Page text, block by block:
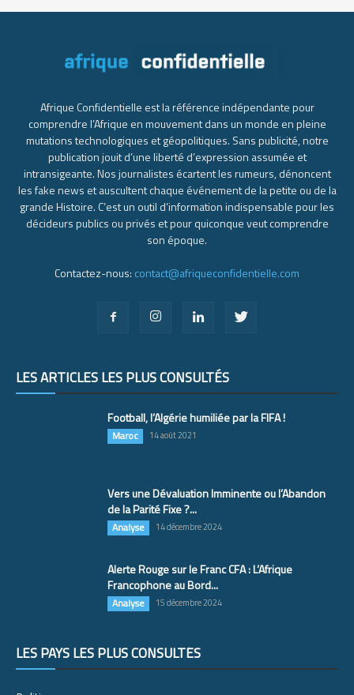
Afrique Confidentielle est la référence indépendante pour
comprendre l’Afrique en mouvement dans un monde en pleine
mutations technologiques et géopolitiques. Sans publicité, notre
publication jouit d’une liberté d’expression assumée et
intransigeante. Nos journalistes écartent les rumeurs, dénoncent
les fake news et auscultent chaque événement de la petite ou de la
grande Histoire. C’est un outil d’information indispensable pour les
décideurs publics ou privés et pour quiconque veut comprendre
son époque.
Contactez-nous: contact@afriqueconfidentielle.com
LES ARTICLES LES PLUS CONSULTÉS
Football, l’Algérie humiliée par la FIFA !
Maroc 14 août 2021
Vers une Dévaluation Imminente ou l’Abandon
de la Parité Fixe ?...
Analyse 14 décembre 2024
Alerte Rouge sur le Franc CFA : L’Afrique
Francophone au Bord...
Analyse 15 décembre 2024
LES PAYS LES PLUS CONSULTÉS